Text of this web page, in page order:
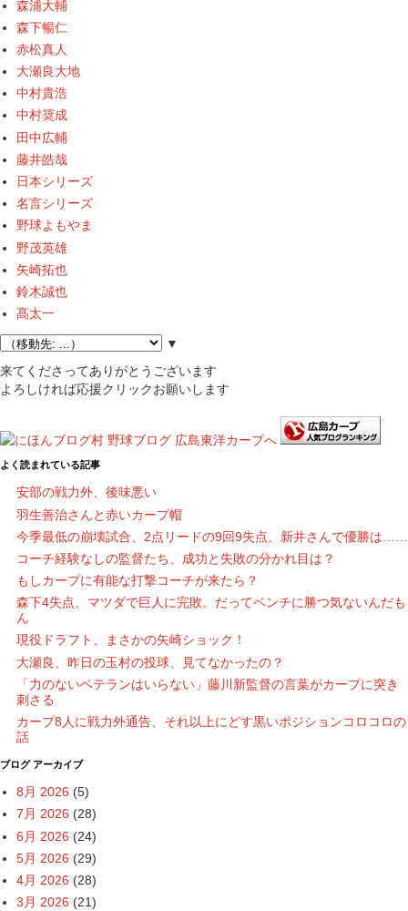
森浦大輔
森下暢仁
赤松真人
大瀬良大地
中村貴浩
中村奨成
田中広輔
藤井皓哉
日本シリーズ
名言シリーズ
野球よもやま
野茂英雄
矢崎拓也
鈴木誠也
髙太一
▼
来てくださってありがとうございます
よろしければ応援クリックお願いします
よく読まれている記事
安部の戦力外、後味悪い
羽生善治さんと赤いカープ帽
今季最低の崩壊試合、2点リードの9回9失点、新井さんで優勝は……
コーチ経験なしの監督たち、成功と失敗の分かれ目は？
もしカープに有能な打撃コーチが来たら？
森下4失点、マツダで巨人に完敗。だってベンチに勝つ気ないんだも
ん
現役ドラフト、まさかの矢崎ショック！
大瀬良、昨日の玉村の投球、見てなかったの？
「力のないベテランはいらない」藤川新監督の言葉がカープに突き
刺さる
カープ8人に戦力外通告、それ以上にどす黒いポジションコロコロの
話
ブログ アーカイブ
8月 2026 (5)
7月 2026 (28)
6月 2026 (24)
5月 2026 (29)
4月 2026 (28)
3月 2026 (21)